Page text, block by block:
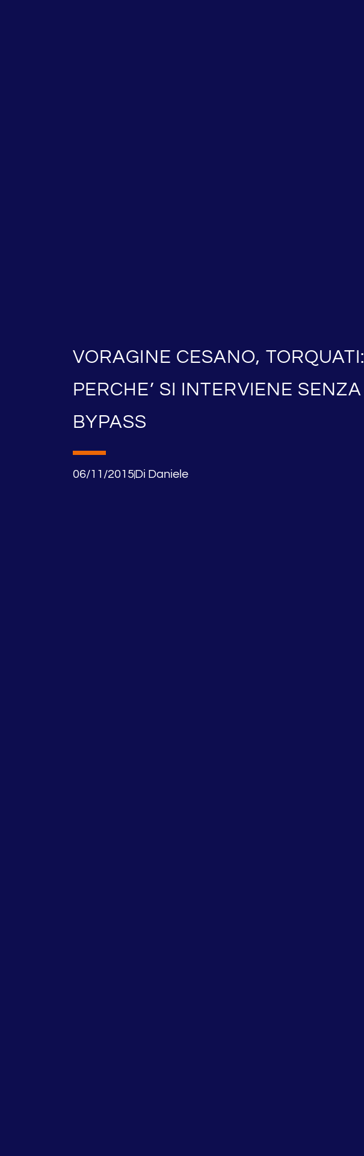
VORAGINE CESANO, TORQUATI:
PERCHE’ SI INTERVIENE SENZA
BYPASS
06/11/2015Di Daniele